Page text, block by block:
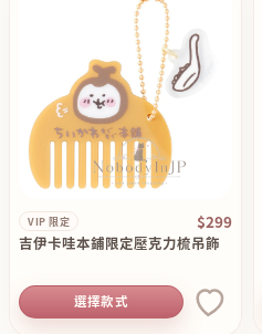
VIP 限定 $299
吉伊卡哇本鋪限定壓克力梳吊飾
選擇款式